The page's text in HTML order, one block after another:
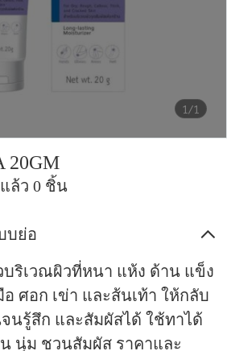
1/1
20GM
ล้ว 0 ชิ้น
บย่อ
ริเวณผิวที่หนา แห้ง ด้าน แข็ง
ศอก เข่า และส้นเท้า ให้กลับ
รู้สึก และสัมผัสได้ ใช้ทาได้
นุ่ม ชวนสัมผัส ราคาและ